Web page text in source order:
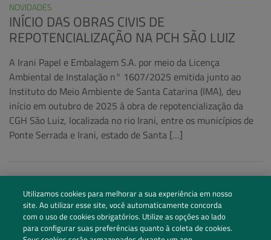
NOVIDADES
INÍCIO DAS OBRAS CIVIS DE
REPOTENCIALIZAÇÃO NA PCH SÃO LUIZ
A Irani Papel e Embalagem S.A. por meio da Licença
Ambiental de Instalação n° 1607/2025 emitida junto ao
Instituto do Meio Ambiente de Santa Catarina (IMA), deu
início em outubro de 2025 à obra de repotencialização da
CGH São Luiz, localizada no rio Irani, entre os municípios de
Ponte Serrada e Irani, estado de Santa […]
Utilizamos cookies para melhorar a sua experiência em nosso
site. Ao utilizar esse site, você automaticamente concorda
com o uso de cookies obrigatórios. Utilize as opções ao lado
para configurar suas preferências quanto à coleta de cookies.